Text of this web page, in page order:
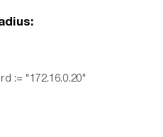
:= "172.16.0.20"